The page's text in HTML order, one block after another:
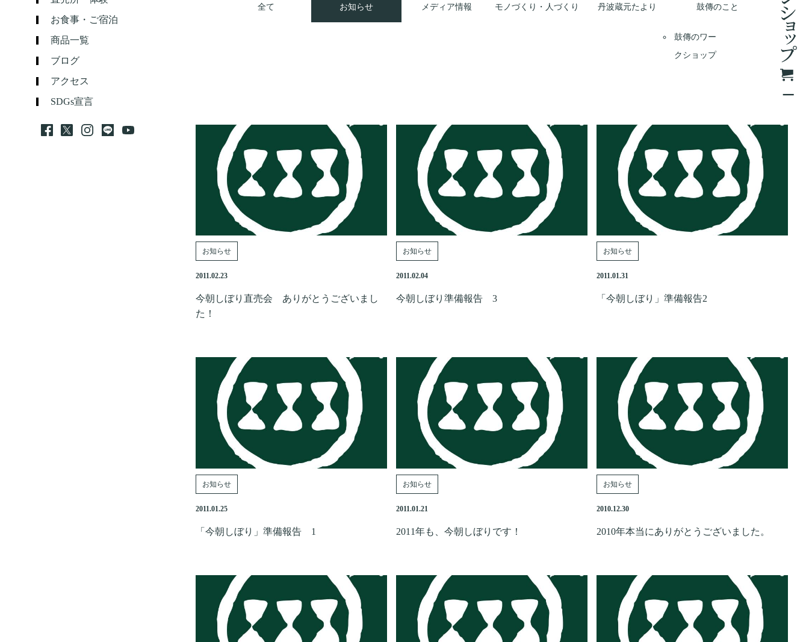
お食事・ご宿泊
商品一覧
ブログ
アクセス
SDGs宣言
全て お知らせ メディア情報 モノづくり・人づくり 丹波蔵元たより 鼓傳のこと
鼓傳のワー
クショップ
お知らせ
2011.02.23
今朝しぼり直売会 ありがとうございまし
た！
お知らせ
2011.02.04
今朝しぼり準備報告 3
お知らせ
2011.01.31
「今朝しぼり」準備報告2
お知らせ
2011.01.25
「今朝しぼり」準備報告 1
お知らせ
2011.01.21
2011年も、今朝しぼりです！
お知らせ
2010.12.30
2010年本当にありがとうございました。